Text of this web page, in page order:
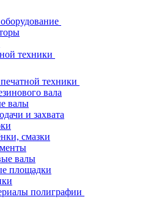
техники
техники
вала
валы
и захвата
смазки
валы
площадки
полиграфии